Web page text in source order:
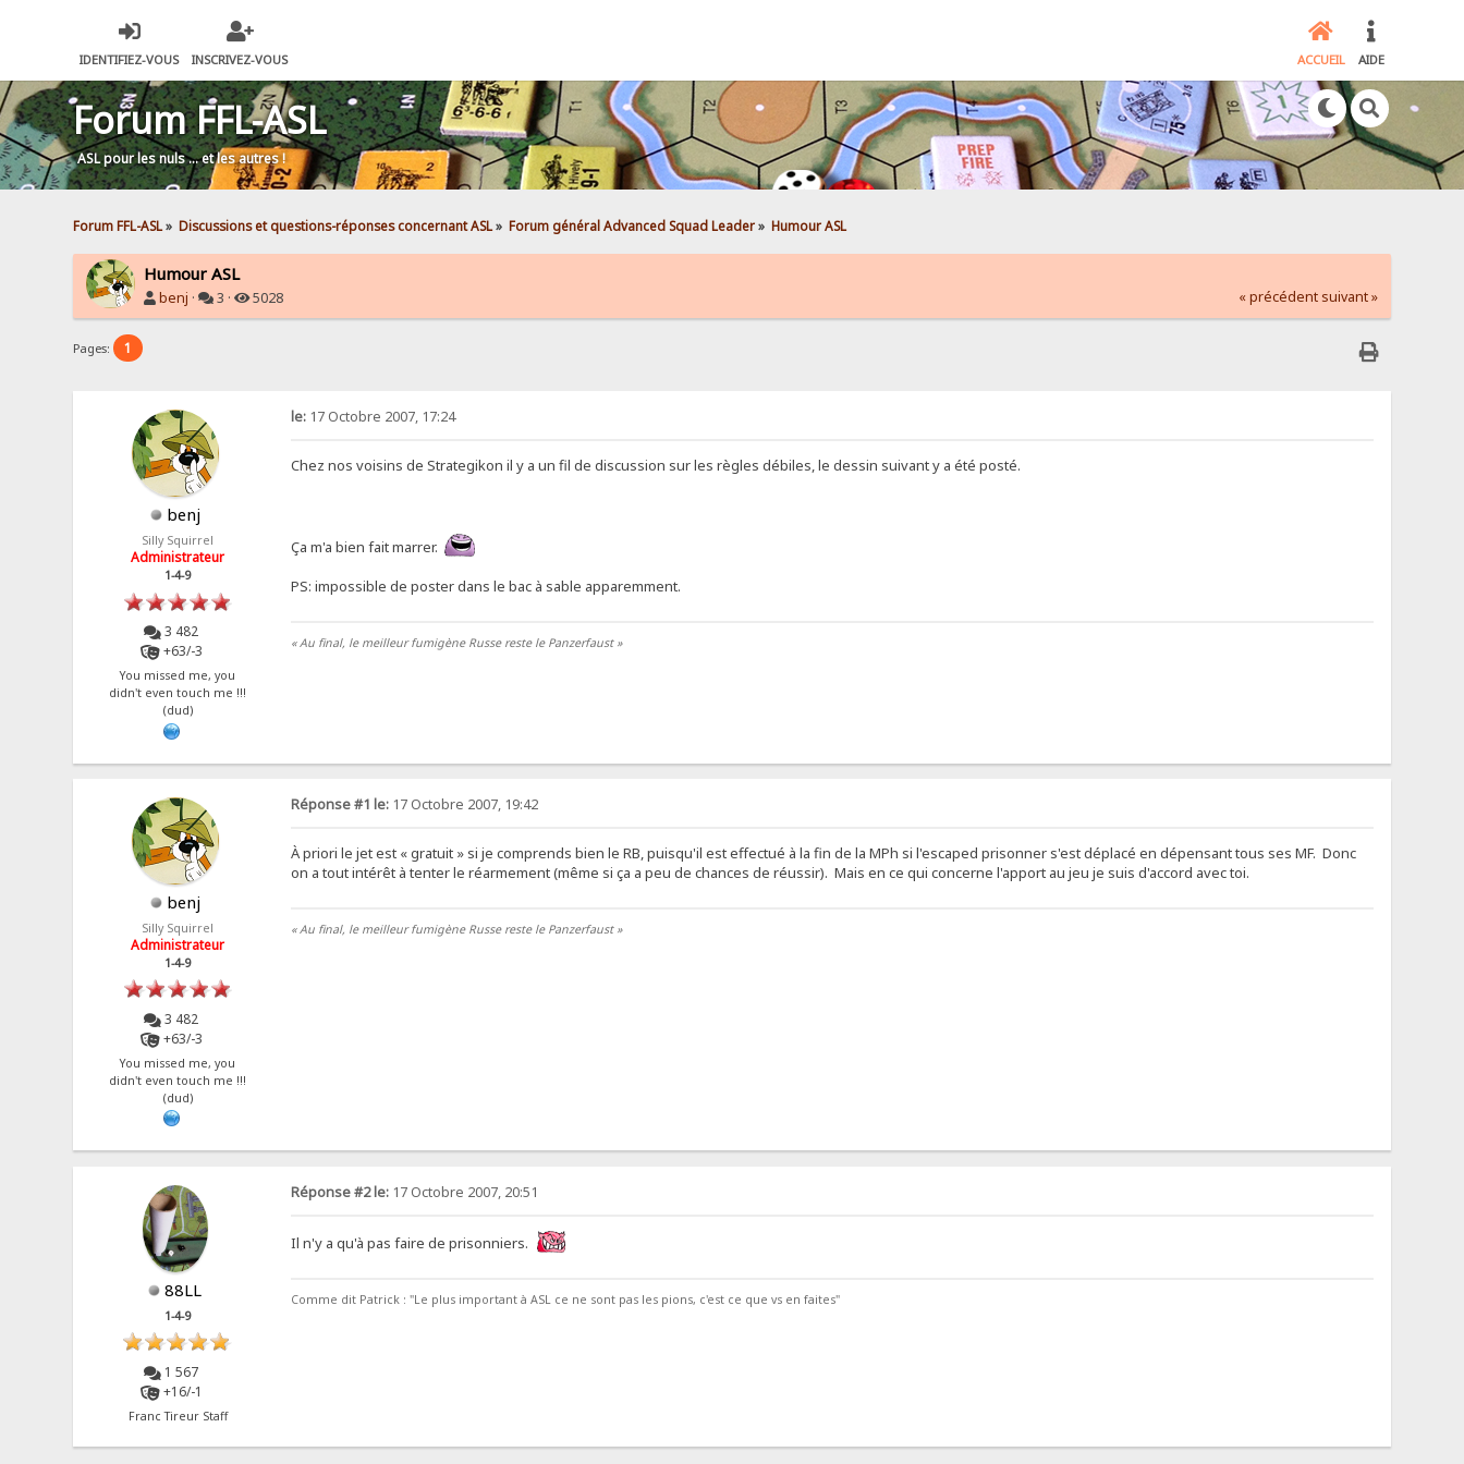
IDENTIFIEZ-VOUS INSCRIVEZ-VOUS ACCUEIL AIDE
Forum FFL-ASL
ASL pour les nuls … et les autres !
Forum FFL-ASL» Discussions et questions-réponses concernant ASL» Forum général Advanced Squad Leader» Humour ASL
Humour ASL
benj · 3 · 5028 « précédent suivant »
Pages: 1
benj
Silly Squirrel
Administrateur
1-4-9
3 482
+63/-3
You missed me, you
didn't even touch me !!!
(dud)
le:17 Octobre 2007, 17:24
Chez nos voisins de Strategikon il y a un fil de discussion sur les règles débiles, le dessin suivant y a été posté.
Ça m'a bien fait marrer.
PS: impossible de poster dans le bac à sable apparemment.
« Au final, le meilleur fumigène Russe reste le Panzerfaust »
benj
Silly Squirrel
Administrateur
1-4-9
3 482
+63/-3
You missed me, you
didn't even touch me !!!
(dud)
Réponse #1 le:17 Octobre 2007, 19:42
À priori le jet est « gratuit » si je comprends bien le RB, puisqu'il est effectué à la fin de la MPh si l'escaped prisonner s'est déplacé en dépensant tous ses MF. Donc
on a tout intérêt à tenter le réarmement (même si ça a peu de chances de réussir). Mais en ce qui concerne l'apport au jeu je suis d'accord avec toi.
« Au final, le meilleur fumigène Russe reste le Panzerfaust »
88LL
1-4-9
1 567
+16/-1
Franc Tireur Staff
Réponse #2 le:17 Octobre 2007, 20:51
Il n'y a qu'à pas faire de prisonniers.
Comme dit Patrick : "Le plus important à ASL ce ne sont pas les pions, c'est ce que vs en faites"